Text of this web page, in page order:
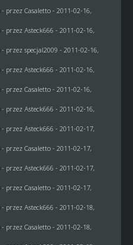
- przez Casaletto- 2011-02-16,
- przez Asteck666 - 2011-02-16,
- przez specjal2009 - 2011-02-16,
- przez Asteck666 - 2011-02-16,
- przez Casaletto- 2011-02-16,
- przez Asteck666 - 2011-02-16,
- przez Asteck666 - 2011-02-17,
- przez Casaletto- 2011-02-17,
- przez Asteck666 - 2011-02-17,
- przez Casaletto- 2011-02-17,
- przez Asteck666 - 2011-02-18,
- przez Casaletto- 2011-02-18,